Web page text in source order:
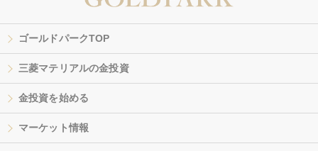
ゴールドパークTOP
三菱マテリアルの金投資
金投資を始める
マーケット情報